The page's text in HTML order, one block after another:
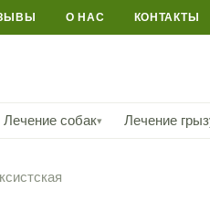
О НАС КОНТАКТЫ
Лечение собак▾ Лечение